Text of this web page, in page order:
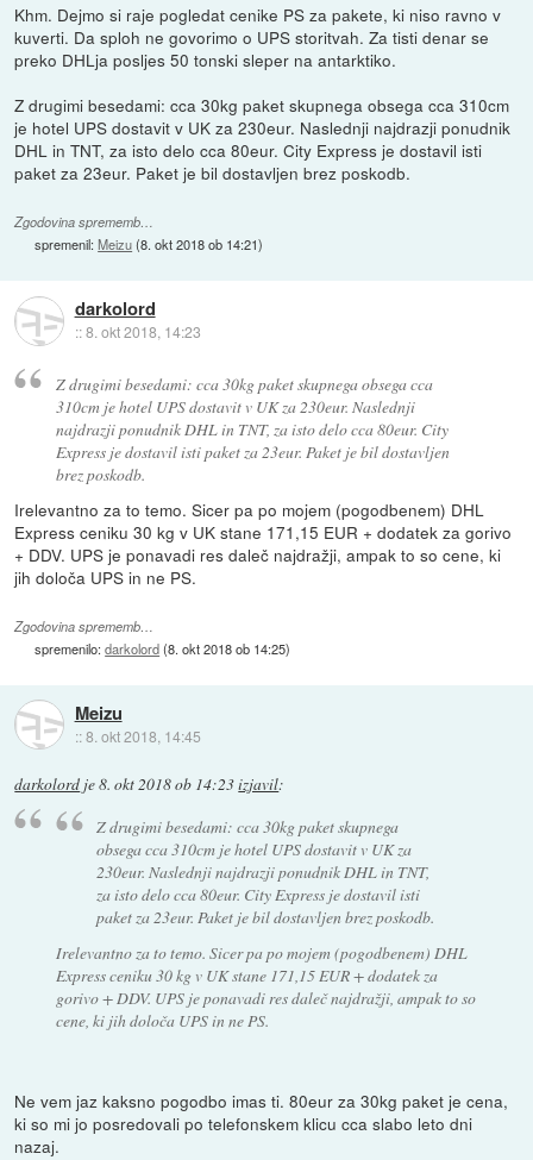
Khm. Dejmo si raje pogledat cenike PS za pakete, ki niso ravno v
kuverti. Da sploh ne govorimo o UPS storitvah. Za tisti denar se
preko DHLja posljes 50 tonski sleper na antarktiko.
Z drugimi besedami: cca 30kg paket skupnega obsega cca 310cm
je hotel UPS dostavit v UK za 230eur. Naslednji najdrazji ponudnik
DHL in TNT, za isto delo cca 80eur. City Express je dostavil isti
paket za 23eur. Paket je bil dostavljen brez poskodb.
Zgodovina sprememb…
spremenil:Meizu(8. okt 2018 ob 14:21)
darkolord
::8. okt 2018, 14:23
Z drugimi besedami: cca 30kg paket skupnega obsega cca
310cm je hotel UPS dostavit v UK za 230eur. Naslednji
najdrazji ponudnik DHL in TNT, za isto delo cca 80eur. City
Express je dostavil isti paket za 23eur. Paket je bil dostavljen
brez poskodb.
Irelevantno za to temo. Sicer pa po mojem (pogodbenem) DHL
Express ceniku 30 kg v UK stane 171,15 EUR + dodatek za gorivo
+ DDV. UPS je ponavadi res daleč najdražji, ampak to so cene, ki
jih določa UPS in ne PS.
Zgodovina sprememb…
spremenilo:darkolord(8. okt 2018 ob 14:25)
Meizu
::8. okt 2018, 14:45
darkolord je8. okt 2018 ob 14:23izjavil:
Z drugimi besedami: cca 30kg paket skupnega
obsega cca 310cm je hotel UPS dostavit v UK za
230eur. Naslednji najdrazji ponudnik DHL in TNT,
za isto delo cca 80eur. City Express je dostavil isti
paket za 23eur. Paket je bil dostavljen brez poskodb.
Irelevantno za to temo. Sicer pa po mojem (pogodbenem) DHL
Express ceniku 30 kg v UK stane 171,15 EUR + dodatek za
gorivo + DDV. UPS je ponavadi res daleč najdražji, ampak to so
cene, ki jih določa UPS in ne PS.
Ne vem jaz kaksno pogodbo imas ti. 80eur za 30kg paket je cena,
ki so mi jo posredovali po telefonskem klicu cca slabo leto dni
nazaj.